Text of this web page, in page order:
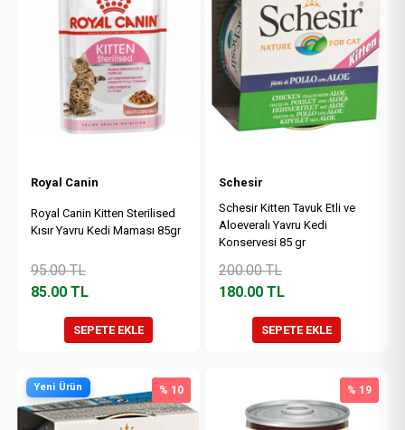
Royal Canin
Royal Canin Kitten Sterilised
Kısır Yavru Kedi Maması 85gr
95.00TL
85.00TL
SEPETE EKLE
Schesir
Schesir Kitten Tavuk Etli ve
Aloeveralı Yavru Kedi
Konservesi 85 gr
200.00TL
180.00 TL
SEPETE EKLE
Yeni Ürün % 10 % 19